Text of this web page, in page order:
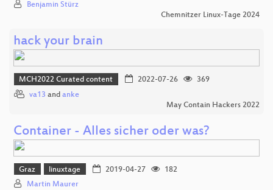
Benjamin Stürz
Chemnitzer Linux-Tage 2024
hack your brain
MCH2022 Curated content 2022-07-26
369
va13 and anke
May Contain Hackers 2022
Container - Alles sicher oder was?
Graz linuxtage 2019-04-27
182
Martin Maurer